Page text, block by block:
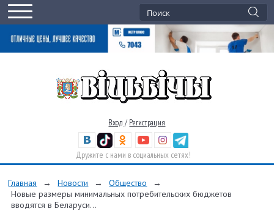
Вход / Регистрация
Дружите с нами в социальных сетях!
Главная → Новости → Общество
→
Новые размеры минимальных потребительских бюджетов
вводятся в Беларуси...